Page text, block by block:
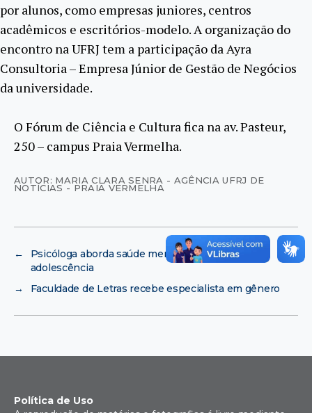
por alunos, como empresas juniores, centros
acadêmicos e escritórios-modelo. A organização do
encontro na UFRJ tem a participação da Ayra
Consultoria – Empresa Júnior de Gestão de Negócios
da universidade.
O Fórum de Ciência e Cultura fica na av. Pasteur,
250 – campus Praia Vermelha.
AUTOR: MARIA CLARA SENRA - AGÊNCIA UFRJ DE
NOTÍCIAS - PRAIA VERMELHA
←
Psicóloga aborda saúde mental na infância e
adolescência
→
Faculdade de Letras recebe especialista em gênero
Política de Uso